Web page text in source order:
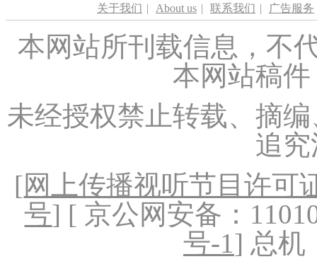
关于我们 | About us | 联系我们 | 广告服务
本网站所刊载信息，不
本网站稿
未经授权禁止转载、摘
追
[网上传播视听节目许可
号] [ 京公网安备：
号-1] 总机